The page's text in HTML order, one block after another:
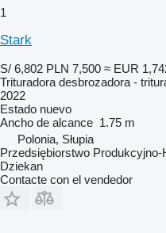
1
Stark
S/ 6,802 PLN 7,500 ≈ EUR
Trituradora desbrozadora -
2022
Estado nuevo
Ancho de alcance 1.75 m
Polonia, Słupia
Przedsiębiorstwo
Dziekan
Contacte con el vendedor